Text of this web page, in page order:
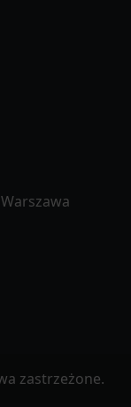
zastrzeżone.